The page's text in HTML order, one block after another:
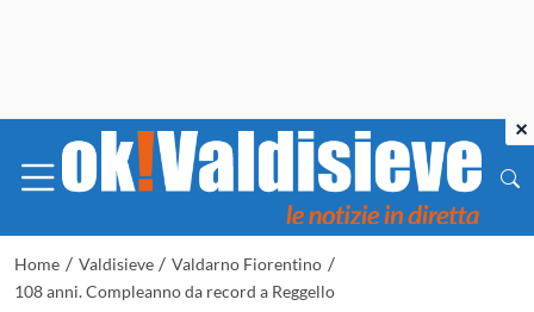
Home / Valdisieve / Valdarno Fiorentino /
108 anni. Compleanno da record a Reggello
×